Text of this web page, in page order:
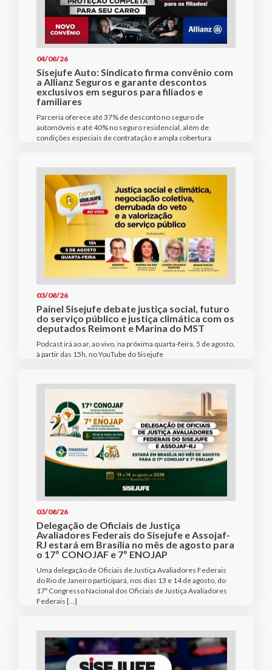
04/08/26
Sisejufe Auto: Sindicato firma convênio com
a Allianz Seguros e garante descontos
exclusivos em seguros para filiados e
familiares
Parceria oferece até 37% de desconto no seguro de
automóveis e até 40% no seguro residencial, além de
condições especiais de contratação e ampla cobertura
03/08/26
Painel Sisejufe debate justiça social, futuro
do serviço público e justiça climática com os
deputados Reimont e Marina do MST
Podcast irá ao ar, ao vivo, na próxima quarta-feira, 5 de agosto,
à partir das 15h, no YouTube do Sisejufe
03/08/26
Delegação de Oficiais de Justiça
Avaliadores Federais do Sisejufe e Assojaf-
RJ estará em Brasília no mês de agosto para
o 17º CONOJAF e 7º ENOJAP
Uma delegação de Oficiais de Justiça Avaliadores Federais
do Rio de Janeiro participará, nos dias 13 e 14 de agosto, do
17º Congresso Nacional dos Oficiais de Justiça Avaliadores
Federais […]